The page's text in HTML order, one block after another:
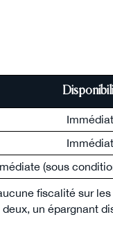
(sous
fiscalité sur
un épargnant